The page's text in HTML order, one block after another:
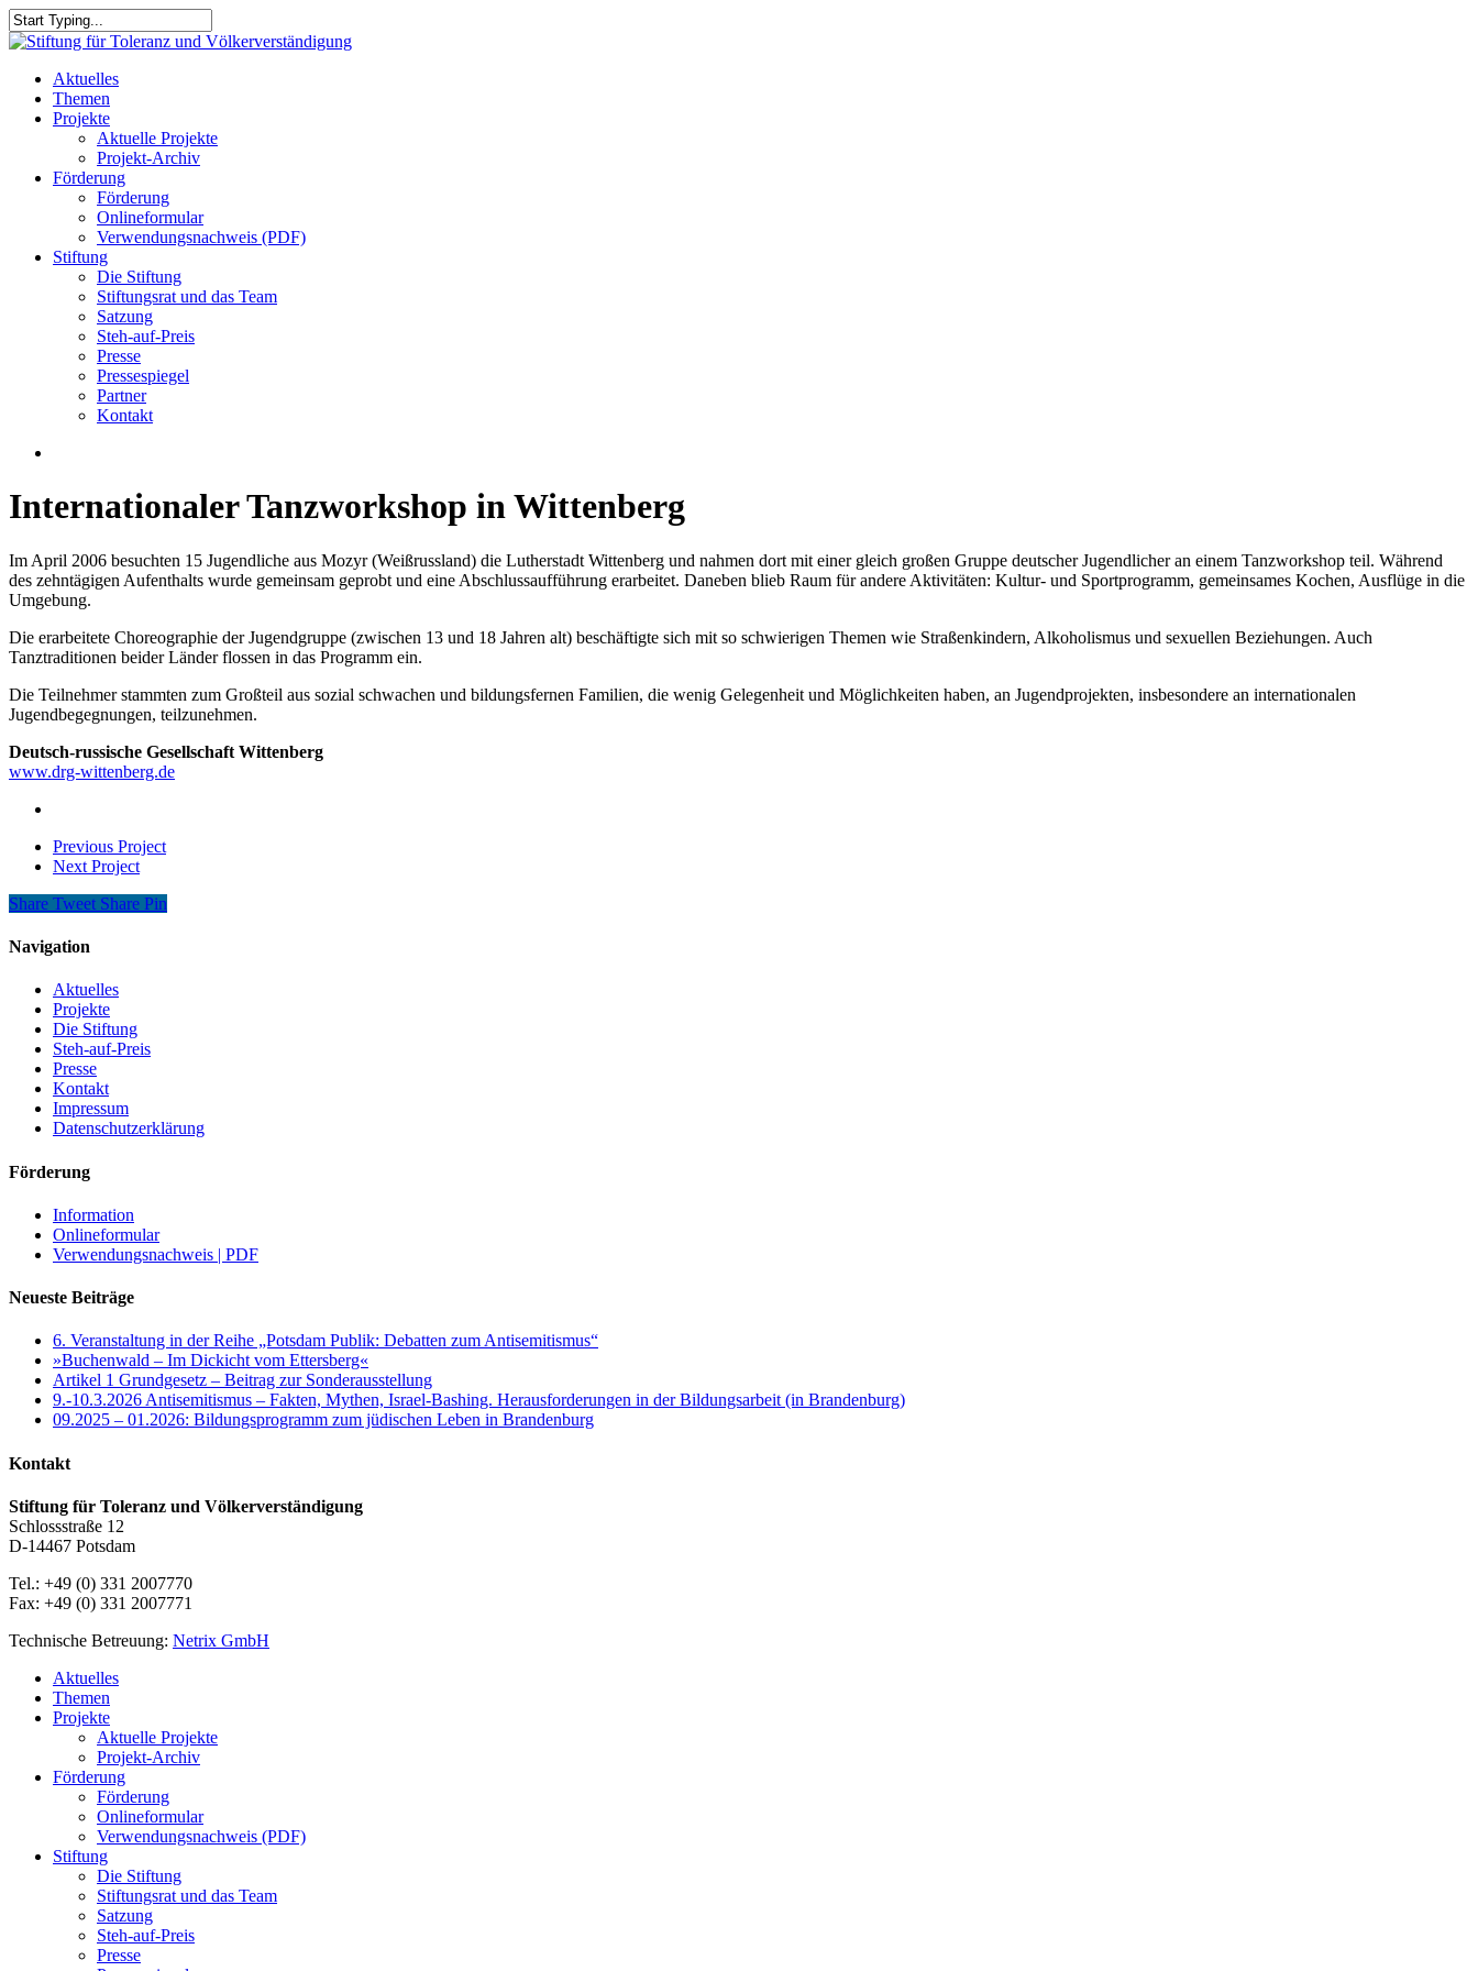
Skip
to
content
Close
search
Menu
Aktuelles
Themen
Projekte
Aktuelle Projekte
Projekt-Archiv
Förderung
Förderung
Onlineformular
Verwendungsnachweis (PDF)
Stiftung
Die Stiftung
Stiftungsrat und das Team
Satzung
Steh-auf-Preis
Presse
Pressespiegel
Partner
Kontakt
Internationaler Tanzworkshop in Wittenberg
Im April 2006 besuchten 15 Jugendliche aus Mozyr(Weißrussland) die Lutherstadt Wittenberg und nahmen dort mit einer gleich großen Gruppe deutscher Jugendlicher an einem Tanzworkshop teil. Während
des zehntägigen Aufenthalts wurde gemeinsam geprobt und eine Abschlussaufführung erarbeitet. Daneben blieb Raum für andere Aktivitäten: Kultur- und Sportprogramm, gemeinsames Kochen, Ausflüge in die
Umgebung.
Die erarbeitete Choreographie der Jugendgruppe (zwischen 13 und 18 Jahren alt) beschäftigte sich mit so schwierigen Themen wie Straßenkindern, Alkoholismus und sexuellen Beziehungen. Auch
Tanztraditionen beider Länder flossen in das Programm ein.
Die Teilnehmer stammten zum Großteil aus sozial schwachen und bildungsfernen Familien, die wenig Gelegenheit und Möglichkeiten haben, an Jugendprojekten, insbesondere an internationalen
Jugendbegegnungen, teilzunehmen.
Deutsch-russische Gesellschaft Wittenberg
www.drg-wittenberg.de
Previous Project
Next Project
Share Tweet Share Pin
Navigation
Aktuelles
Projekte
Die Stiftung
Steh-auf-Preis
Presse
Kontakt
Impressum
Datenschutzerklärung
Förderung
Information
Onlineformular
Verwendungsnachweis | PDF
Neueste Beiträge
6. Veranstaltung in der Reihe „Potsdam Publik: Debatten zum Antisemitismus“
»Buchenwald – Im Dickicht vom Ettersberg«
Artikel 1 Grundgesetz – Beitrag zur Sonderausstellung
9.-10.3.2026 Antisemitismus – Fakten, Mythen, Israel-Bashing. Herausforderungen in der Bildungsarbeit (in Brandenburg)
09.2025 – 01.2026: Bildungsprogramm zum jüdischen Leben in Brandenburg
Kontakt
Stiftung für Toleranz und Völkerverständigung
Schlossstraße 12
D-14467 Potsdam
Tel.: +49 (0) 331 2007770
Fax: +49 (0) 331 2007771
Technische Betreuung: Netrix GmbH
Close
Menu
Aktuelles
Themen
Projekte
Aktuelle Projekte
Projekt-Archiv
Förderung
Förderung
Onlineformular
Verwendungsnachweis (PDF)
Stiftung
Die Stiftung
Stiftungsrat und das Team
Satzung
Steh-auf-Preis
Presse